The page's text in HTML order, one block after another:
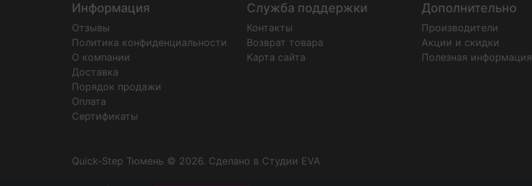
Информация
Отзывы
Политика конфиденциальности
О компании
Доставка
Порядок продажи
Оплата
Сертификаты
Служба поддержки
Контакты
Возврат товара
Карта сайта
Дополнительно
Производители
Акции и скидки
Полезная информация
Quick-Step Тюмень © 2026. Сделано в Студии EVA